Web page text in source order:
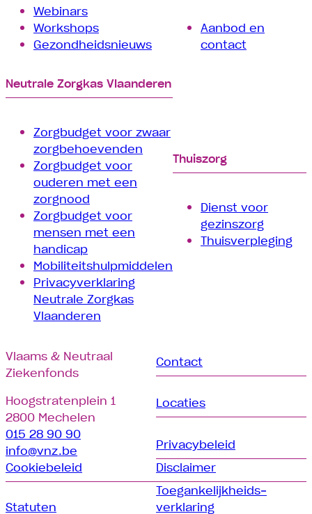
Webinars
Workshops
Gezondheidsnieuws
Aanbod en
contact
Neutrale Zorgkas Vlaanderen
Zorgbudget voor zwaar
zorgbehoevenden
Zorgbudget voor
ouderen met een
zorgnood
Zorgbudget voor
mensen met een
handicap
Mobiliteitshulpmiddelen
Privacyverklaring
Neutrale Zorgkas
Vlaanderen
Thuiszorg
Dienst voor
gezinszorg
Thuisverpleging
Vlaams & Neutraal
Ziekenfonds
Hoogstratenplein 1
2800 Mechelen
015 28 90 90
info@vnz.be
Contact
Locaties
Privacybeleid
Cookiebeleid
Disclaimer
Statuten
Toegankelijkheids­­
verklaring